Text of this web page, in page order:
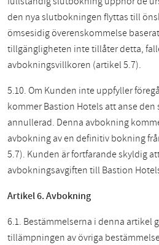
den nya slutbokningen flyttas till
ömsesidig överenskommelse
tillgängligheten inte tillåter detta,
avbokningsvillkoren (artikel 5.7).
5.10. Om Kunden inte uppfyller
kommer Bastion Hotels att anse
annullerad. Denna avbokning
avbokning av en definitiv bokning
5.7). Kunden är fortfarande skyldig
avbokningsavgiften till Bastion
Artikel 6. Avbokning
6.1. Bestämmelserna i denna artikel
tillämpningen av övriga